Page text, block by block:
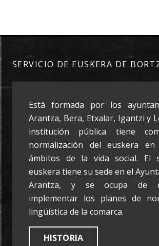
SERVICIO DE EUSKERA DE
Está formada por los
Arantza, Bera, Etxalar, Igantzi y
institución pública tiene
normalización del euskera
ámbitos de la vida social. El
euskera tiene su sede en el
Arantza, y se ocupa de
implementar los planes de
lingüística de la comarca.
HISTORIA